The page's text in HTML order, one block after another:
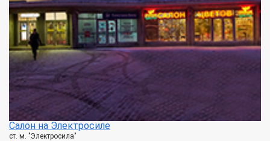
Салон на Электросиле
ст. м. "Электросила"